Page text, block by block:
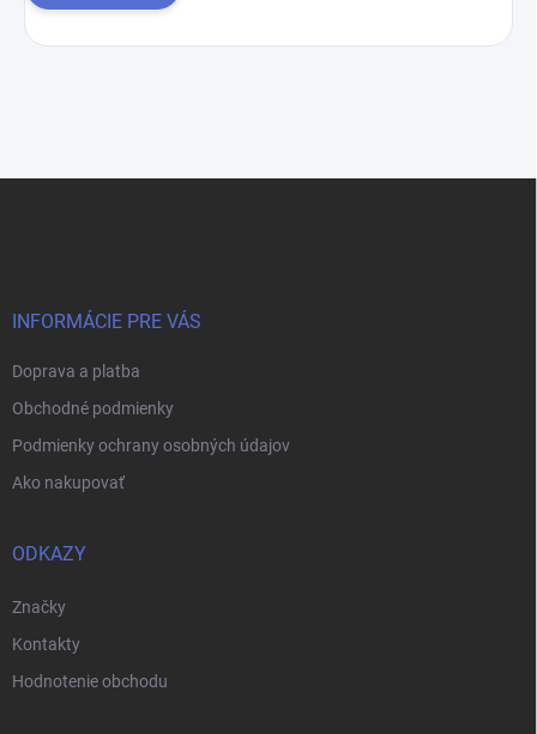
INFORMÁCIE PRE VÁS
Doprava a platba
Obchodné podmienky
Podmienky ochrany osobných údajov
Ako nakupovať
ODKAZY
Značky
Kontakty
Hodnotenie obchodu